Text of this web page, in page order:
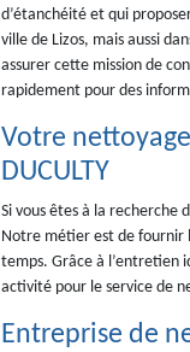
d’étanchéité et qui
ville de Lizos, mais aussi
assurer cette mission de
rapidement pour des
Votre nettoyage
DUCULTY
Si vous êtes à la
Notre métier est de fournir
temps. Grâce à l’entretien
activité pour le service de
Entreprise de